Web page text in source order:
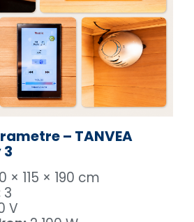
– TANVEA
× 115 × 190 cm
3
V